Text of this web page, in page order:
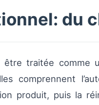
du
être traitée
comprennent
produit, puis la